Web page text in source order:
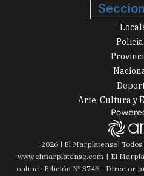
Arte, Cultura y
2026| El Marplatense|
www.elmarplatense.com
El
online · Edición Nº 3746- Director